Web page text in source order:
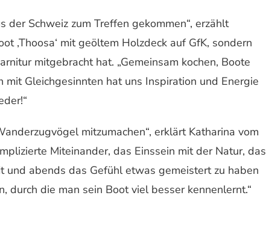
der Schweiz zum Treffen gekommen“, erzählt
‚Thoosa‘ mit geöltem Holzdeck auf GfK, sondern
mitgebracht hat. „Gemeinsam kochen, Boote
Gleichgesinnten hat uns Inspiration und Energie
mitzumachen“, erklärt Katharina vom
Miteinander, das Einssein mit der Natur, das
und abends das Gefühl etwas gemeistert zu haben
durch die man sein Boot viel besser kennenlernt.“